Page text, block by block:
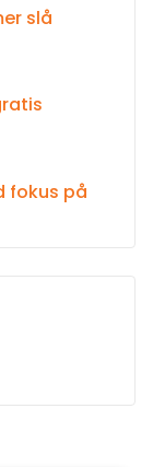
slå
fokus på